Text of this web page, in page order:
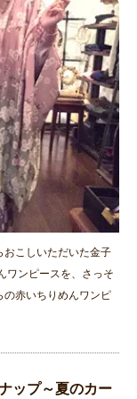
おこしいただいた金子
ワンピースを、さっそ
赤いちりめんワンピ
ップ～夏のカー